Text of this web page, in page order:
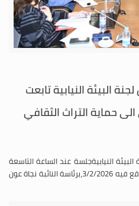
البيئة النيابية تابعت
حماية التراث الثقافي
النيابيةجلسة عند الساعة التاسعة
والنصف من قبل ظهر يوم الثلاثاء الواقع فيه 3/2/2026،برئاسة النائبة نجاة عون